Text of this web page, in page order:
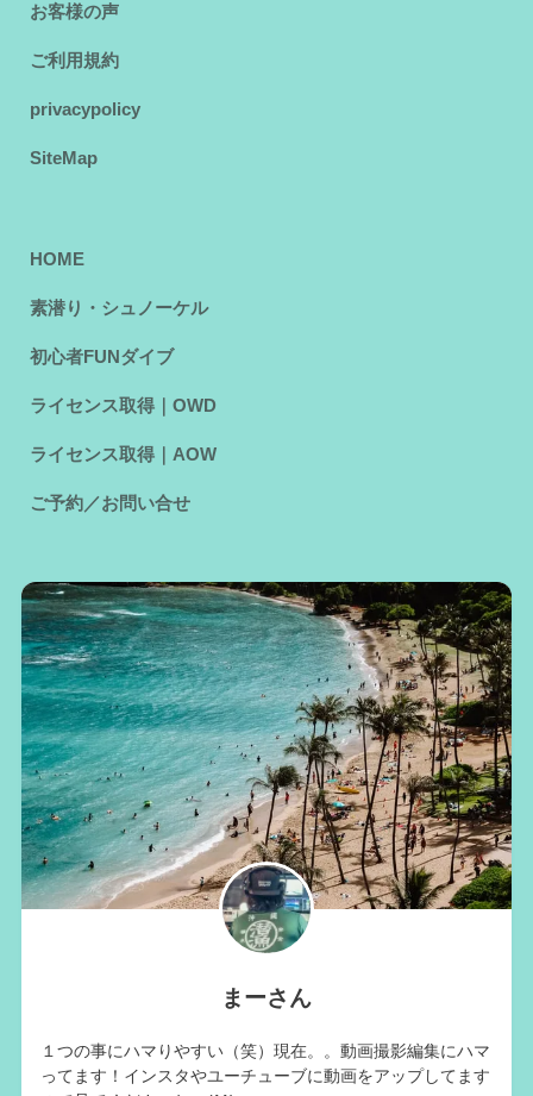
お客様の声
ご利用規約
privacypolicy
SiteMap
HOME
素潜り・シュノーケル
初心者FUNダイブ
ライセンス取得｜OWD
ライセンス取得｜AOW
ご予約／お問い合せ
まーさん
１つの事にハマりやすい（笑）現在。。動画撮影編集にハマ
ってます！インスタやユーチューブに動画をアップしてます